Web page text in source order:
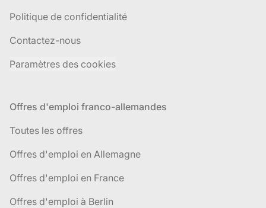
Politique de confidentialité
Contactez-nous
Paramètres des cookies
Offres d'emploi franco-allemandes
Toutes les offres
Offres d'emploi en Allemagne
Offres d'emploi en France
Offres d'emploi à Berlin